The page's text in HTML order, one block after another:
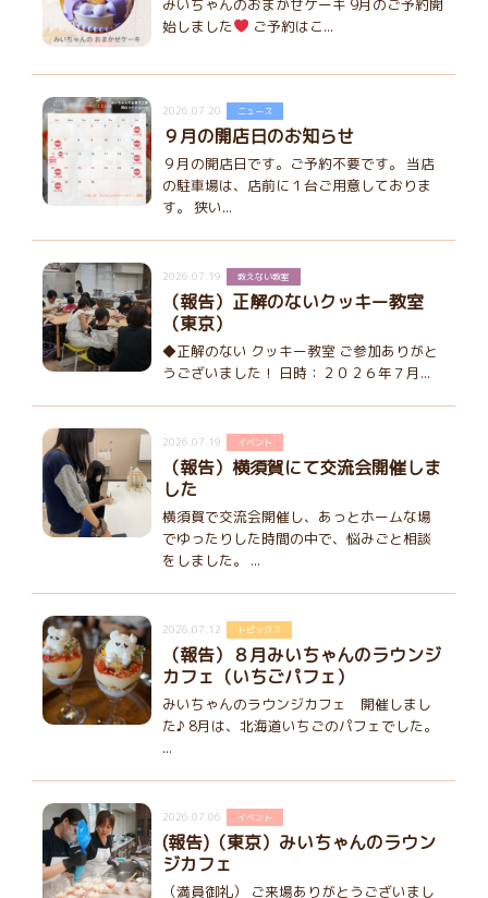
みいちゃんのおまかせケーキ 9月のご予約開
始しました
ご予約はこ...
2026.07.20 ニュース
９月の開店日のお知らせ
９月の開店日です。ご予約不要です。 当店
の駐車場は、店前に１台ご用意しておりま
す。 狭い...
2026.07.19 教えない教室
（報告）正解のないクッキー教室
（東京）
◆正解のない クッキー教室 ご参加ありがと
うございました！ 日時：２０２６年７月...
2026.07.19 イベント
（報告）横須賀にて交流会開催しま
した
横須賀で交流会開催し、あっとホームな場
でゆったりした時間の中で、悩みごと相談
をしました。 ...
2026.07.12 トピックス
（報告）８月みいちゃんのラウンジ
カフェ（いちごパフェ）
みいちゃんのラウンジカフェ 開催しまし
た♪ 8月は、北海道いちごのパフェでした。
...
2026.07.06 イベント
(報告)（東京）みいちゃんのラウン
ジカフェ
（満員御礼） ご来場ありがとうございまし